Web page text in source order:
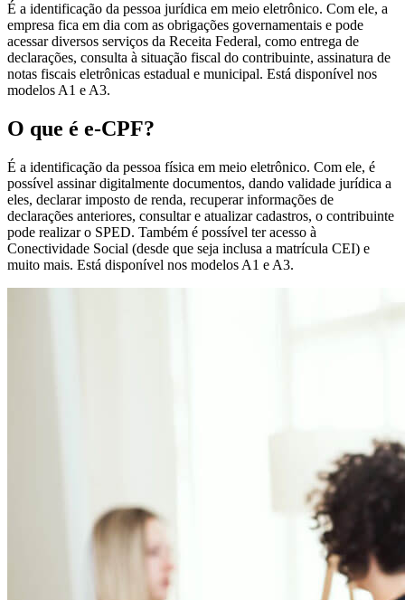
É a identificação da pessoa jurídica em meio eletrônico. Com ele, a
empresa fica em dia com as obrigações governamentais e pode
acessar diversos serviços da Receita Federal, como entrega de
declarações, consulta à situação fiscal do contribuinte, assinatura de
notas fiscais eletrônicas estadual e municipal. Está disponível nos
modelos A1 e A3.
O que é e-CPF?
É a identificação da pessoa física em meio eletrônico. Com ele, é
possível assinar digitalmente documentos, dando validade jurídica a
eles, declarar imposto de renda, recuperar informações de
declarações anteriores, consultar e atualizar cadastros, o contribuinte
pode realizar o SPED. Também é possível ter acesso à
Conectividade Social (desde que seja inclusa a matrícula CEI) e
muito mais. Está disponível nos modelos A1 e A3.